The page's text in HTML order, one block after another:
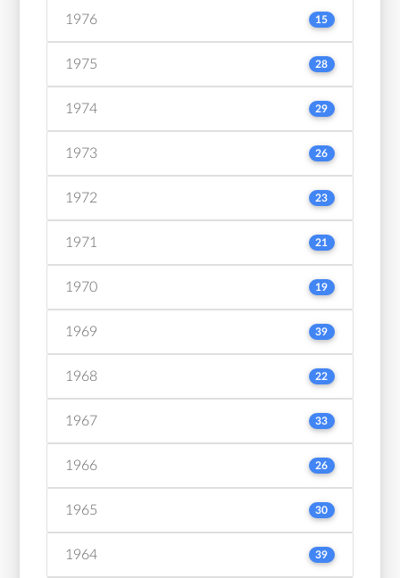
1976 15
1975 28
1974 29
1973 26
1972 23
1971 21
1970 19
1969 39
1968 22
1967 33
1966 26
1965 30
1964 39